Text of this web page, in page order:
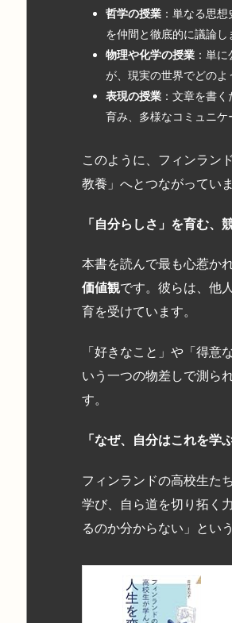
哲学の授業 ：単なる思
を仲間と徹底的に議論
物理や化学の授業 ：単
が、現実の世界でどのよ
表現の授業 ：文章を書
育み、多様なコミュニケ
このように、フィンラン
教養」へとつながっていま
「自分らしさ」を育む、
本書を読んで最も心惹か
価値観です。彼らは、他
育を受けています。
「好きなこと」や「得
いう一つの物差しで測ら
す。
「なぜ、自分はこれを学
フィンランドの高校生た
学び、自ら道を切り拓く
るのか分からない」とい